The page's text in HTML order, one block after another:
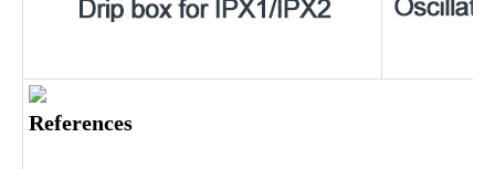
References